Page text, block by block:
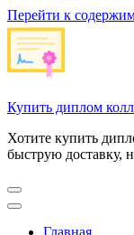
Перейти к
Купить диплом
Хотите купить
быструю доставку,
Главная